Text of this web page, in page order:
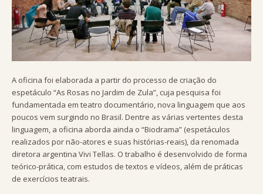
A oficina foi elaborada a partir do processo de criação do
espetáculo “As Rosas no Jardim de Zula”, cuja pesquisa foi
fundamentada em teatro documentário, nova linguagem que aos
poucos vem surgindo no Brasil. Dentre as várias vertentes desta
linguagem, a oficina aborda ainda o “Biodrama” (espetáculos
realizados por não-atores e suas histórias-reais), da renomada
diretora argentina Vivi Tellas. O trabalho é desenvolvido de forma
teórico-prática, com estudos de textos e vídeos, além de práticas
de exercícios teatrais.